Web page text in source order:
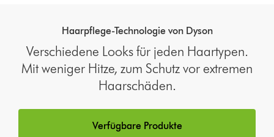
Haarpflege-Technologie von Dyson
Verschiedene Looks für jeden Haartypen.
Mit weniger Hitze, zum Schutz vor extremen
Haarschäden.
Verfügbare Produkte